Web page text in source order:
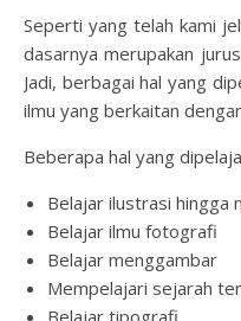
Seperti yang telah kami
dasarnya merupakan
Jadi, berbagai hal yang
ilmu yang berkaitan
Beberapa hal yang
Belajar ilustrasi hingga
Belajar ilmu fotografi
Belajar menggambar
Mempelajari sejarah
Belajar tipografi